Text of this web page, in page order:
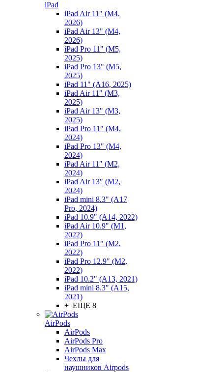
iPad
iPad Air 11" (M4,
2026)
iPad Air 13" (M4,
2026)
iPad Pro 11" (M5,
2025)
iPad Pro 13" (M5,
2025)
iPad 11" (A16, 2025)
iPad Air 11" (M3,
2025)
iPad Air 13" (M3,
2025)
iPad Pro 11" (M4,
2024)
iPad Pro 13" (M4,
2024)
iPad Air 11" (M2,
2024)
iPad Air 13" (M2,
2024)
iPad mini 8.3" (A17
Pro, 2024)
iPad 10.9" (A14, 2022)
iPad Air 10.9" (M1,
2022)
iPad Pro 11" (M2,
2022)
iPad Pro 12.9" (M2,
2022)
iPad 10.2" (A13, 2021)
iPad mini 8.3" (A15,
2021)
+ ЕЩЕ 8
AirPods
AirPods
AirPods Pro
AirPods Max
Чехлы для
наушников Airpods